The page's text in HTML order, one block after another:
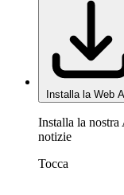
Installa la Web
Installa la nostra
notizie
Tocca